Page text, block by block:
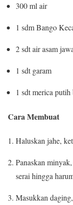
300 ml air
1 sdm Bango
2 sdt air asam
1 sdt garam
1 sdt merica
Cara Membuat
Haluskan jahe,
Panaskan
serai hingga
Masukkan